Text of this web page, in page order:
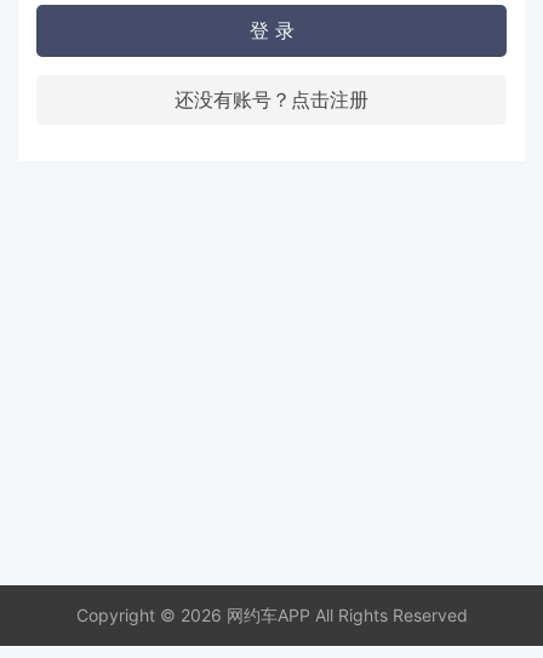
登 录
还没有账号？点击注册
Copyright © 2026 网约车APP All Rights Reserved